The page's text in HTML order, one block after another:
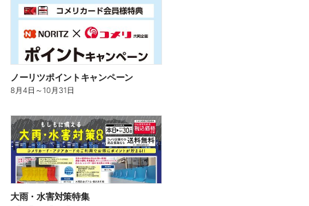
ノーリツポイントキャンペーン
8月4日 ～10月31日
大雨・水害対策特集